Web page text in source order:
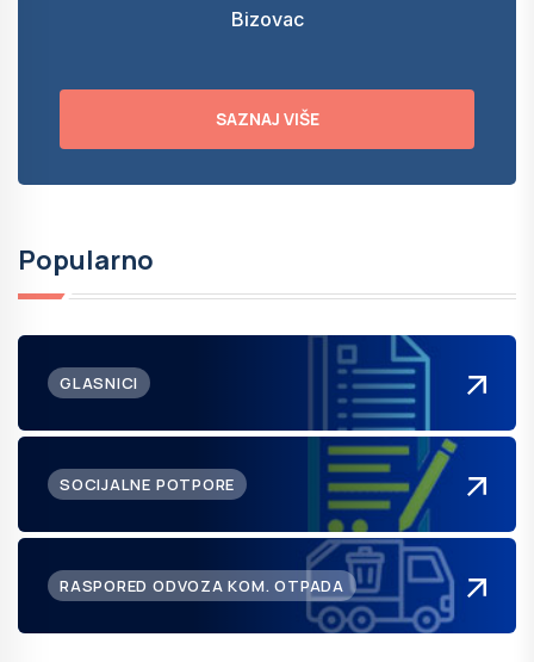
Bizovac
SAZNAJ VIŠE
Popularno
GLASNICI
SOCIJALNE POTPORE
RASPORED ODVOZA KOM. OTPADA